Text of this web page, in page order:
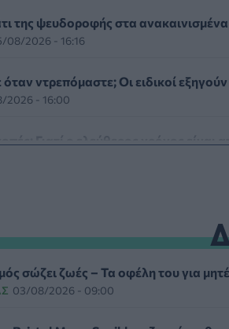
της ψευδοροφής στα
08/2026 - 16:16
όταν ντρεπόμαστε; Οι ειδικοί
2026 - 16:00
2026 - 13:00
σώζει ζωές – Τα οφέλη του για
03/08/2026 - 09:00